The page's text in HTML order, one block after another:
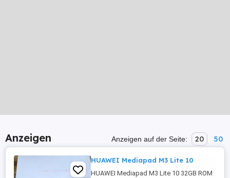
Anzeigen Anzeigen auf der Seite: 20 50
HUAWEI Mediapad M3 Lite 10
HUAWEI Mediapad M3 Lite 10 32GB ROM